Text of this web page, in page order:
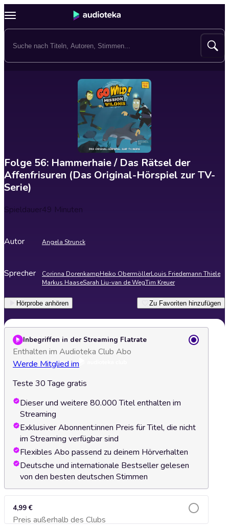
Folge 56: Hammerhaie / Das Rätsel der
Affenfrisuren (Das Original-Hörspiel zur TV-
Serie)
Spieldauer49 Minuten
Autor Angela Strunck
Sprecher Corinna DorenkampHeiko ObermöllerLouis Friedemann Thiele
Markus HaaseSarah Liu-van de WegTim Kreuer
Hörprobe anhören Zu Favoriten hinzufügen
Inbegriffen in der Streaming Flatrate
Enthalten im Audioteka Club Abo
Werde Mitglied im
Teste 30 Tage gratis
Dieser und weitere 80.000 Titel enthalten im
Streaming
Exklusiver Abonnent:innen Preis für Titel, die nicht
im Streaming verfügbar sind
Flexibles Abo passend zu deinem Hörverhalten
Deutsche und internationale Bestseller gelesen
von den besten deutschen Stimmen
4,99 €
Preis außerhalb des ClubsZum Warenkorb hinzufügen